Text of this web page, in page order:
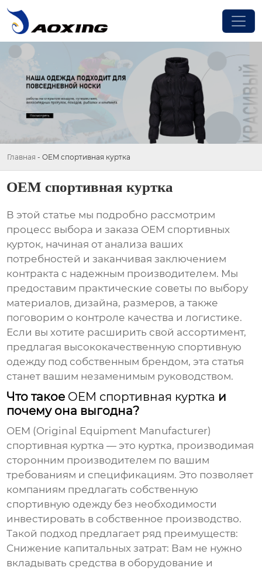
Главная - OEM спортивная куртка
OEM спортивная куртка
В этой статье мы подробно рассмотрим
процесс выбора и заказа OEM спортивных
курток, начиная от анализа ваших
потребностей и заканчивая заключением
контракта с надежным производителем. Мы
предоставим практические советы по выбору
материалов, дизайна, размеров, а также
поговорим о контроле качества и логистике.
Если вы хотите расширить свой ассортимент,
предлагая высококачественную спортивную
одежду под собственным брендом, эта статья
станет вашим незаменимым руководством.
Что такое OEM спортивная куртка и
почему она выгодна?
OEM (Original Equipment Manufacturer)
спортивная куртка — это куртка, производимая
сторонним производителем по вашим
требованиям и спецификациям. Это позволяет
компаниям предлагать собственную
спортивную одежду без необходимости
инвестировать в собственное производство.
Такой подход предлагает ряд преимуществ:
Снижение капитальных затрат: Вам не нужно
вкладывать средства в оборудование и